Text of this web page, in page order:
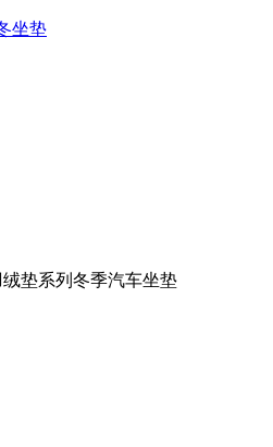
坐垫
垫系列冬季汽车坐垫